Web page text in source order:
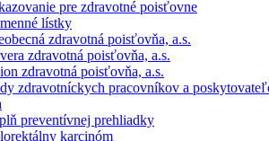
pre zdravotné poisťovne
lístky
zdravotná poisťovňa, a.s.
zdravotná poisťovňa, a.s.
zdravotná poisťovňa, a.s.
zdravotníckych pracovníkov a
preventívnej prehliadky
karcinóm